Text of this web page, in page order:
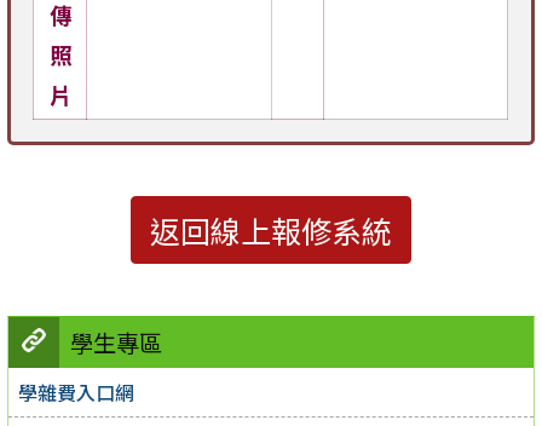
學生專區
學雜費入口網
傳
照
片
返回線上報修系統